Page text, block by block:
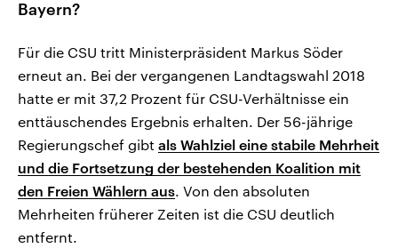
Bayern?
Für die CSU tritt Ministerpräsident Markus Söder
erneut an. Bei der vergangenen Landtagswahl 2018
hatte er mit 37,2 Prozent für CSU-Verhältnisse ein
enttäuschendes Ergebnis erhalten. Der 56-jährige
Regierungschef gibt als Wahlziel eine stabile Mehrheit
und die Fortsetzung der bestehenden Koalition mit
den Freien Wählern aus. Von den absoluten
Mehrheiten früherer Zeiten ist die CSU deutlich
entfernt.